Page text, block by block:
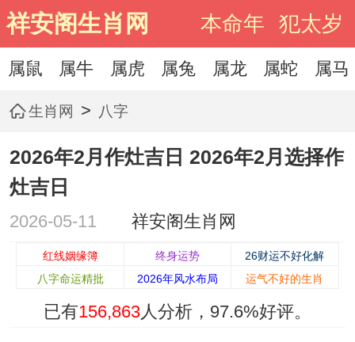
祥安阁生肖网 本命年 犯太岁
属鼠 属牛 属虎 属兔 属龙 属蛇 属马
生肖网 > 八字
2026年2月作灶吉日 2026年2月选择作
灶吉日
2026-05-11 祥安阁生肖网
红线姻缘簿 终身运势
26财运不好化解
八字命运精批
2026年风水布局 运气不好的生肖
已有156,863人分析， 97.6%好评。